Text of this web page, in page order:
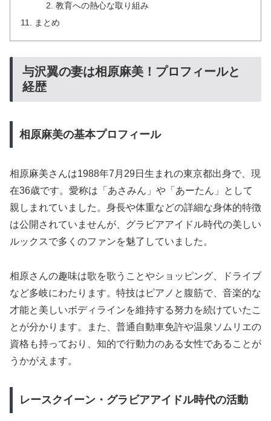
教育への熱心な取り組み
まとめ
与沢翼の妻は相原麻美！プロフィールと
経歴
相原麻美の基本プロフィール
相原麻美さんは1988年7月29日生まれの東京都出身で、現
在36歳です。愛称は「あさみん」や「あーたん」として
親しまれていました。身長や体重などの詳細な身体的特徴
は公開されていませんが、グラビアアイドル時代の美しい
ルックスで多くのファンを魅了していました。
相原さんの趣味は歌を歌うことやショッピング、ドライブ
など多岐にわたります。特技はピアノと腹筋で、音楽的な
才能と美しいボディラインを維持する努力を続けていたこ
とが分かります。また、普通自動車免許や温泉ソムリエの
資格も持っており、知的で行動力のある女性であることが
うかがえます。
レースクイーン・グラビアアイドル時代の活動